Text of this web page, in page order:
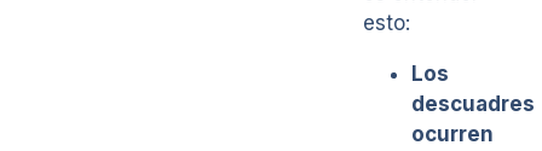
esto:
Los
descuadres
ocurren